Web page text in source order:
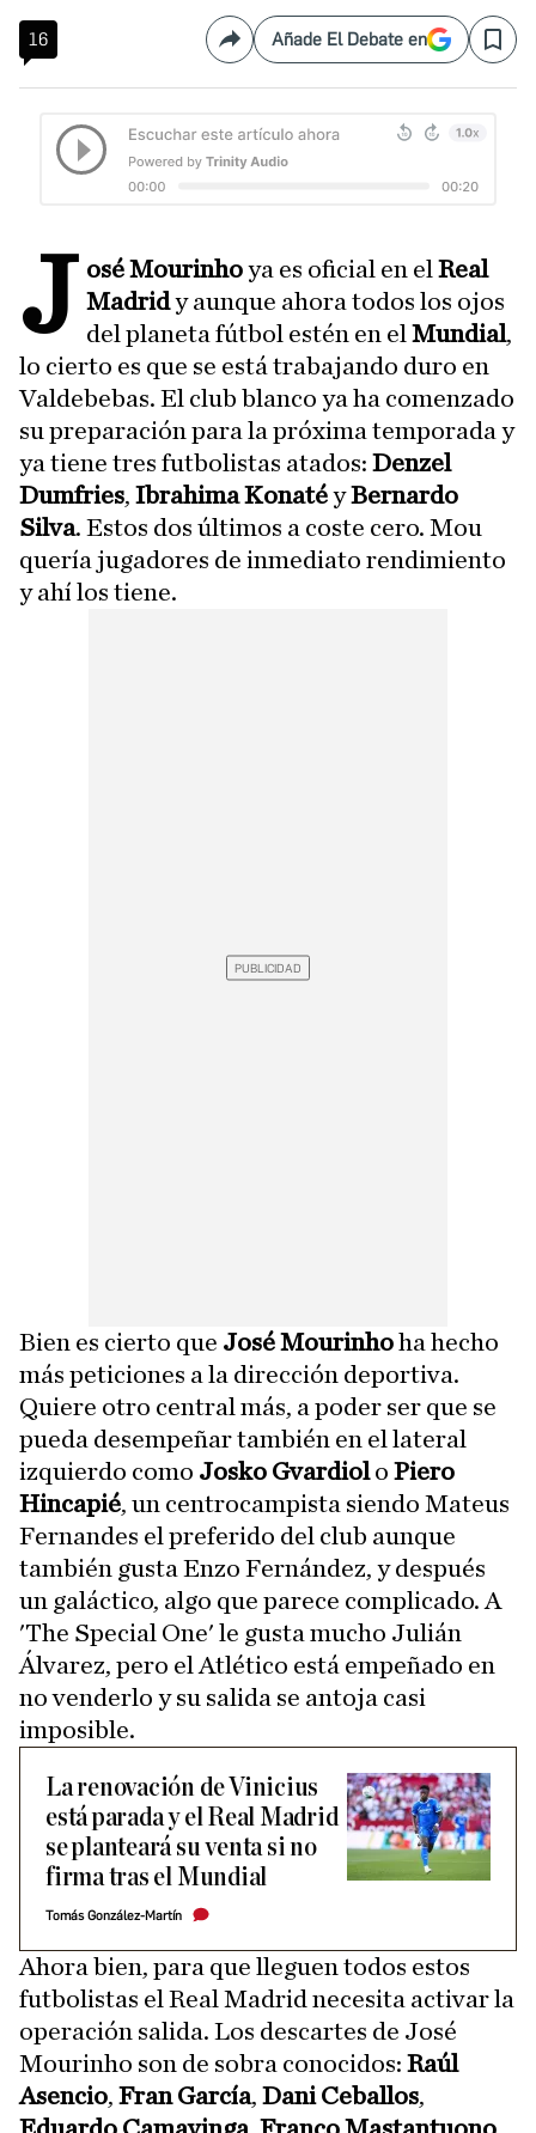
16 CompartirAñade El Debate en Save
J osé Mourinhoya es oficial en elReal
Madridy aunque ahora todos los ojos
del planeta fútbol estén en elMundial,
lo cierto es que se está trabajando duro en
Valdebebas. El club blanco ya ha comenzado
su preparación para la próxima temporada y
ya tiene tres futbolistas atados: Denzel
Dumfries, Ibrahima KonatéyBernardo
Silva. Estos dos últimos a coste cero. Mou
quería jugadores de inmediato rendimiento
y ahí los tiene.
Bien es cierto que José Mourinhoha hecho
más peticiones a la dirección deportiva.
Quiere otro central más, a poder ser que se
pueda desempeñar también en el lateral
izquierdo como Josko Gvardiolo Piero
Hincapié, un centrocampista siendo Mateus
Fernandes el preferido del club aunque
también gusta Enzo Fernández, y después
un galáctico, algo que parece complicado. A
'The Special One' le gusta mucho Julián
Álvarez, pero el Atlético está empeñado en
no venderlo y su salida se antoja casi
imposible.
La renovación de Vinicius
está parada y el Real Madrid
se planteará su venta si no
firma tras el Mundial
Tomás González-Martín
Ahora bien, para que lleguen todos estos
futbolistas el Real Madrid necesita activar la
operación salida. Los descartes de José
Mourinho son de sobra conocidos: Raúl
Asencio, Fran García, Dani Ceballos,